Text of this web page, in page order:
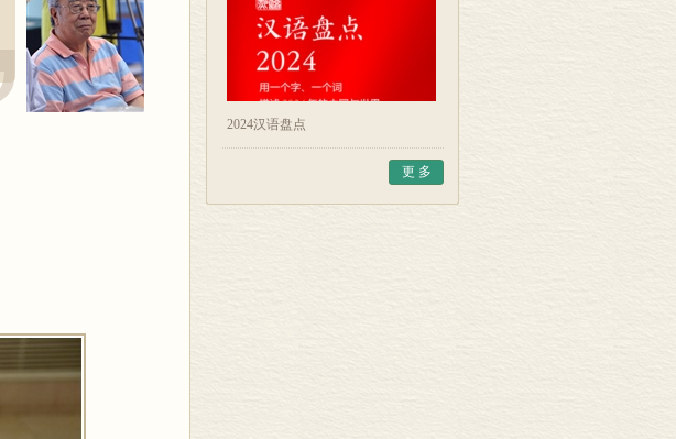
2024汉语盘点
更 多